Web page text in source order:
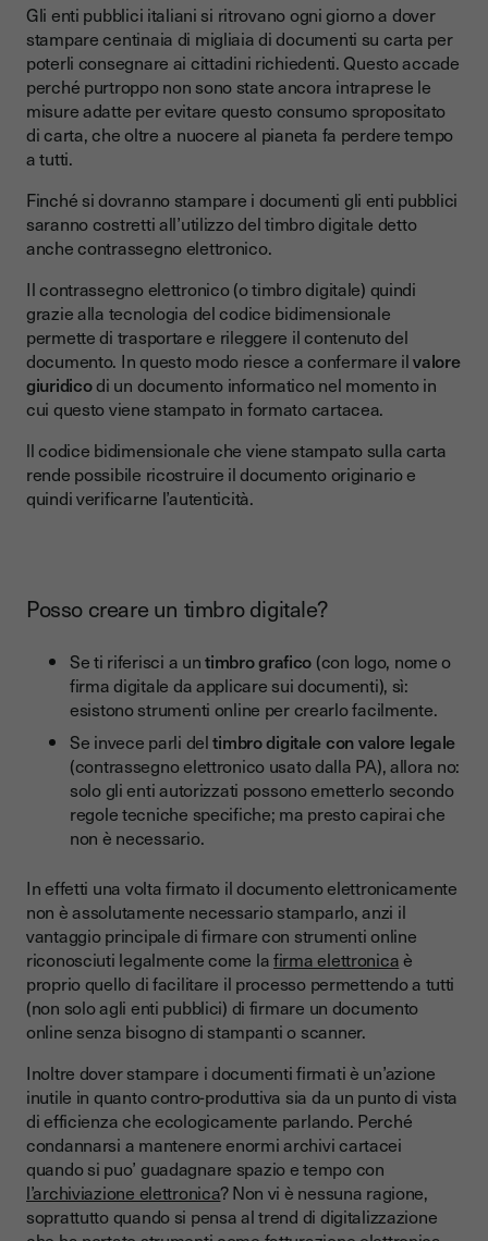
Gli enti pubblici italiani si ritrovano ogni giorno a dover
stampare centinaia di migliaia di documenti su carta per
poterli consegnare ai cittadini richiedenti. Questo accade
perché purtroppo non sono state ancora intraprese le
misure adatte per evitare questo consumo spropositato
di carta, che oltre a nuocere al pianeta fa perdere tempo
a tutti.
Finché si dovranno stampare i documenti gli enti pubblici
saranno costretti all’utilizzo del timbro digitale detto
anche contrassegno elettronico.
Il contrassegno elettronico (o timbro digitale) quindi
grazie alla tecnologia del codice bidimensionale
permette di trasportare e rileggere il contenuto del
documento. In questo modo riesce a confermare ilvalore
giuridicodi un documento informatico nel momento in
cui questo viene stampato in formato cartacea.
ll codice bidimensionale che viene stampato sulla carta
rende possibile ricostruire il documento originario e
quindi verificarne l’autenticità.
Posso creare un timbro digitale?
Se ti riferisci a untimbro grafico (con logo, nome o
firma digitale da applicare sui documenti), sì:
esistono strumenti online per crearlo facilmente.
Se invece parli deltimbro digitale con valore legale
(contrassegno elettronico usato dalla PA), allora no:
solo gli enti autorizzati possono emetterlo secondo
regole tecniche specifiche; ma presto capirai che
non è necessario.
In effetti una volta firmato il documento elettronicamente
non è assolutamente necessario stamparlo, anzi il
vantaggio principale di firmare con strumenti online
riconosciuti legalmente come lafirma elettronicaè
proprio quello di facilitare il processo permettendo a tutti
(non solo agli enti pubblici) di firmare un documento
online senza bisogno di stampanti o scanner.
Inoltre dover stampare i documenti firmati è un’azione
inutile in quanto contro-produttiva sia da un punto di vista
di efficienza che ecologicamente parlando. Perché
condannarsi a mantenere enormi archivi cartacei
quando si puo’ guadagnare spazio e tempo con
l’archiviazione elettronica? Non vi è nessuna ragione,
soprattutto quando si pensa al trend di digitalizzazione